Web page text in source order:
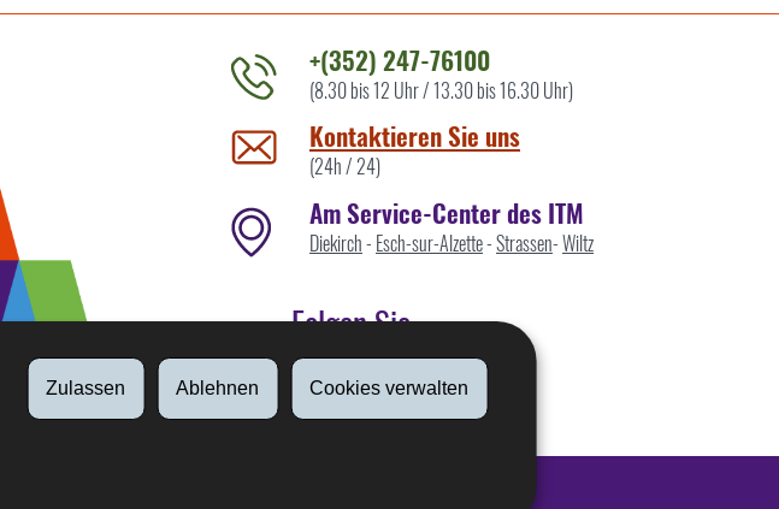
Zulassen Ablehnen Cookies verwalten
Kontaktieren
Sie
uns
+(352) 247-76100
(8.30 bis 12 Uhr / 13.30 bis 16.30 Uhr)
Kontaktieren Sie uns
(24h / 24)
Am Service-Center des ITM
Diekirch- Esch-sur-Alzette-Strassen-Wiltz
Folgen Sie
Linkedin